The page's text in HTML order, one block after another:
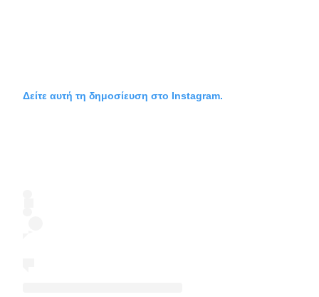
Δείτε αυτή τη δημοσίευση στο Instagram.